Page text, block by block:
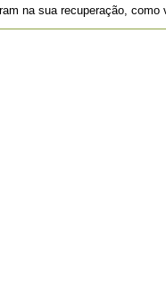
na sua recuperação, como